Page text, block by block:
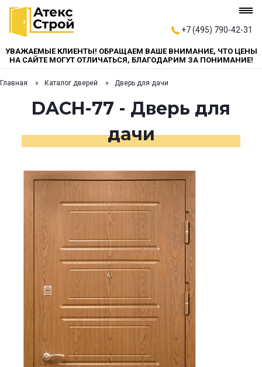
+7 (495) 790-42-31
УВАЖАЕМЫЕ КЛИЕНТЫ! ОБРАЩАЕМ ВАШЕ ВНИМАНИЕ, ЧТО ЦЕНЫ
НА САЙТЕ МОГУТ ОТЛИЧАТЬСЯ, БЛАГОДАРИМ ЗА ПОНИМАНИЕ!
Главная Каталог дверей Дверь для дачи
DACH-77 - Дверь для
дачи